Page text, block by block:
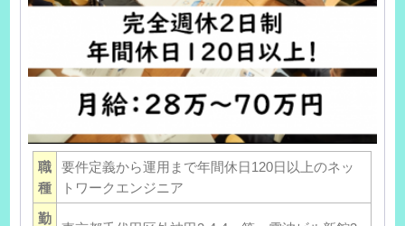
職
種
要件定義から運用まで年間休日120日以上のネッ
トワークエンジニア
勤